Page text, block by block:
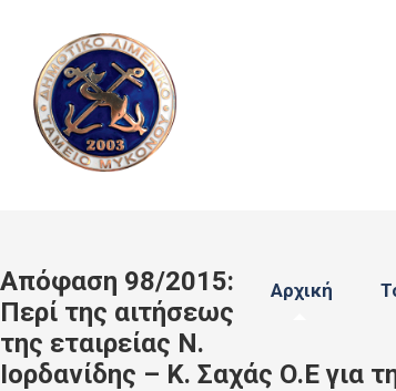
Αρχική
Απόφαση 98/2015:
Περί της αιτήσεως
της εταιρείας Ν.
Ιορδανίδης – Κ. Σαχάς Ο.Ε για